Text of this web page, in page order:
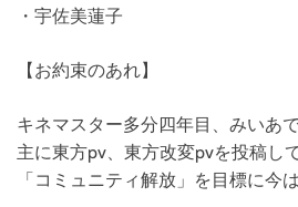
・宇佐美蓮子
【お約束のあれ】
キネマスター多分四年目、みいあで
主に東方pv、東方改変pvを投稿し
「コミュニティ解放」を目標に今